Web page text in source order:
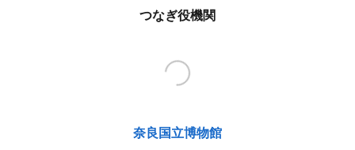
つなぎ役機関
奈良国立博物館